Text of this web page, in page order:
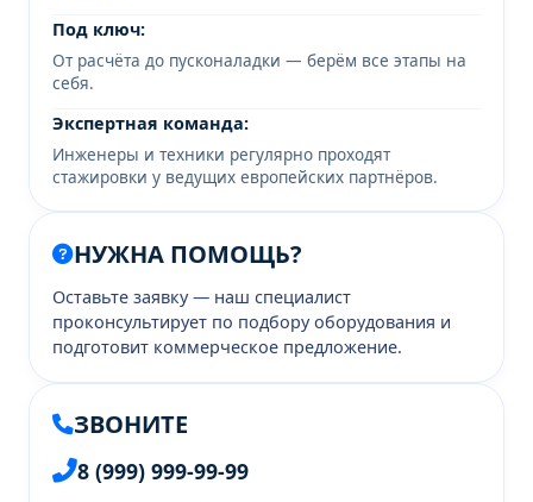
Под ключ:
От расчёта до пусконаладки — берём все этапы на
себя.
Экспертная команда:
Инженеры и техники регулярно проходят
стажировки у ведущих европейских партнёров.
НУЖНА ПОМОЩЬ?
Оставьте заявку — наш специалист
проконсультирует по подбору оборудования и
подготовит коммерческое предложение.
ЗВОНИТЕ
8 (999) 999-99-99